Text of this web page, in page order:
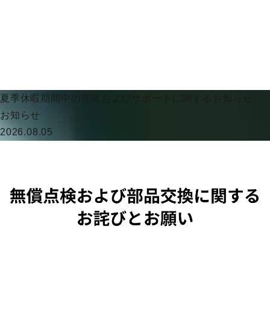
夏季休暇期間中の営業およびサポートに関するお知らせ
お知らせ
2026.08.05